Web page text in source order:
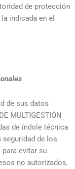
de protección
indicada en el
de sus datos
MULTIGESTIÓN
de índole técnica
seguridad de los
evitar su
no autorizados,